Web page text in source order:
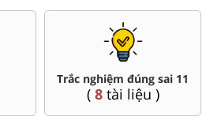
Trắc nghiệm đúng sai 11
( 8tài liệu )